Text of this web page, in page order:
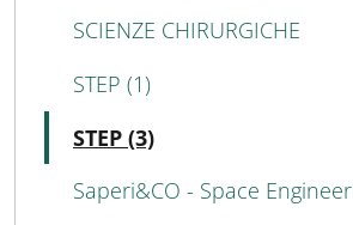
SCIENZE CHIRURGICHE
STEP (1)
STEP (3)
Saperi&CO - Space